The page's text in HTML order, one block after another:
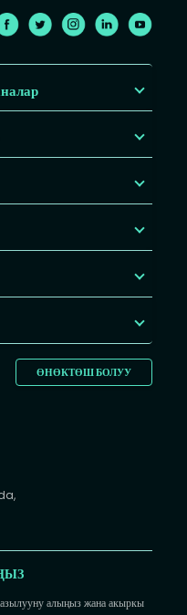
ӨНӨКТӨШ БОЛУУ
алыңыз жана акыркы